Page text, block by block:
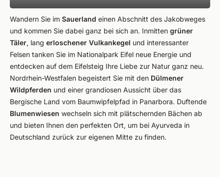
Wandern Sie im Sauerland einen Abschnitt des Jakobweges
und kommen Sie dabei ganz bei sich an. Inmitten grüner
Täler, lang erloschener Vulkankegel und interessanter
Felsen tanken Sie im Nationalpark Eifel neue Energie und
entdecken auf dem Eifelsteig Ihre Liebe zur Natur ganz neu.
Nordrhein-Westfalen begeistert Sie mit den Dülmener
Wildpferden und einer grandiosen Aussicht über das
Bergische Land vom Baumwipfelpfad in Panarbora. Duftende
Blumenwiesen wechseln sich mit plätschernden Bächen ab
und bieten Ihnen den perfekten Ort, um bei Ayurveda in
Deutschland zurück zur eigenen Mitte zu finden.